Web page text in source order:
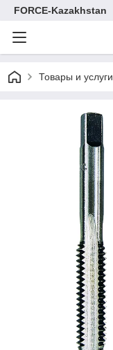
FORCE-Kazakhstan
Товары и услуги